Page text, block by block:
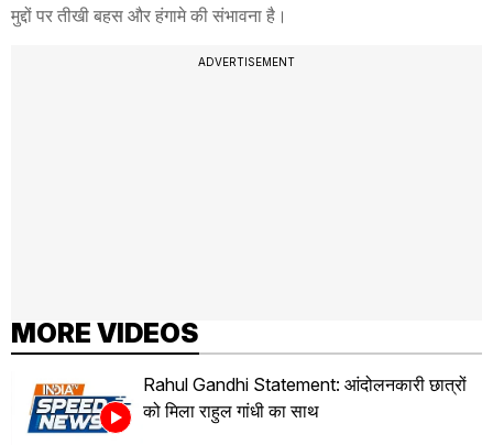
मुद्दों पर तीखी बहस और हंगामे की संभावना है।
ADVERTISEMENT
MORE VIDEOS
Rahul Gandhi Statement: आंदोलनकारी छात्रों
को मिला राहुल गांधी का साथ